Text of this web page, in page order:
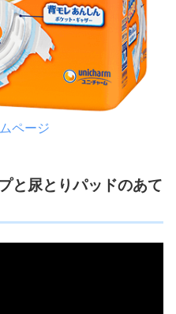
ページ
と尿とりパッドのあて